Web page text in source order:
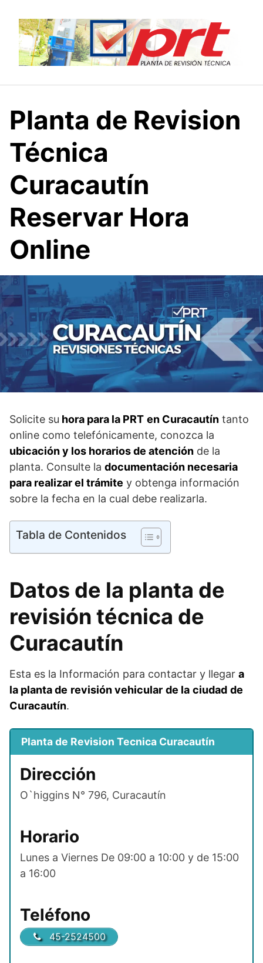
contenido
Planta de Revision
Técnica
Curacautín
Reservar Hora
Online
Solicite su hora para la PRT en Curacautín tanto
online como telefónicamente, conozca la
ubicación y los horarios de atención de la
planta. Consulte la documentación necesaria
para realizar el trámite y obtenga información
sobre la fecha en la cual debe realizarla.
Tabla de Contenidos
Datos de la planta de
revisión técnica de
Curacautín
Esta es la Información para contactar y llegar a
la plantade revisión vehicular de la ciudad de
Curacautín.
Planta de Revision Tecnica Curacautín
Dirección
O`higgins N° 796, Curacautín
Horario
Lunes a Viernes De 09:00 a 10:00 y de 15:00
a 16:00
Teléfono
45-2524500